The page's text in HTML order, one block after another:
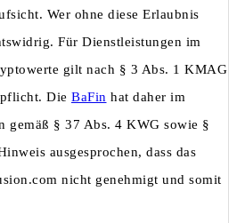
Wer ohne diese Erlaubnis
Für Dienstleistungen im
gilt nach § 3 Abs. 1 KMAG
Die BaFin hat daher im
gemäß § 37 Abs. 4 KWG sowie §
ausgesprochen, dass das
nicht genehmigt und somit